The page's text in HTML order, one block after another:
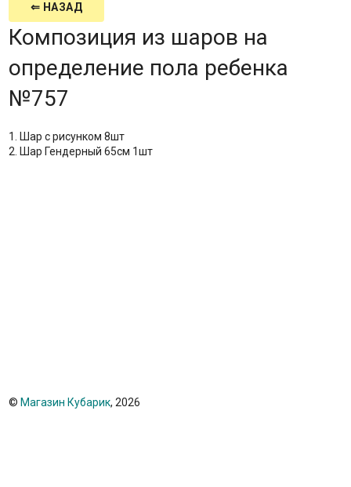
⇐ НАЗАД
Композиция из шаров на
определение пола ребенка
№757
1. Шар с рисунком 8шт
2. Шар Гендерный 65см 1шт
© Магазин Кубарик, 2026